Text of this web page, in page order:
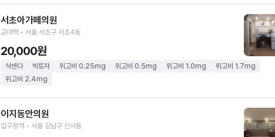
서초아가페의원
교대역 • 서울 서초구 서초4동
20,000원
삭센다 빅토자 위고비 0.25mg 위고비 0.5mg 위고비 1.0mg
위고비 1.7mg
위고비 2.4mg
이지동안의원
압구정역 • 서울 강남구 신사동